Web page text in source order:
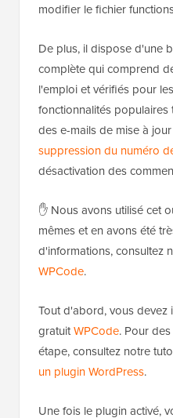
modifier le fichier
De plus, il dispose d'une
complète qui comprend
l'emploi et vérifiés pour
fonctionnalités populaires
des e-mails de mise à
suppression du numéro
désactivation des
✋ Nous avons utilisé cet
mêmes et en avons été
d'informations, consultez
WPCode.
Tout d'abord, vous devez
gratuitWPCode. Pour
étape, consultez notre
un plugin WordPress.
Une fois le plugin activé,